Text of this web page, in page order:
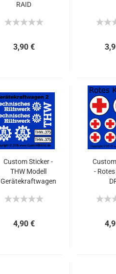
RAID
3,90 €
Custom Sticker -
THW Modell
Gerätekraftwagen
4,90 €
-